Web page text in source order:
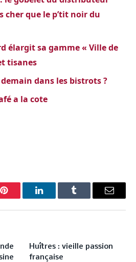
que le p’tit noir du
élargit sa gamme « Ville de
tisanes
dans les bistrots ?
a la cote
Pinterest LinkedInTumblr Email
Huîtres : vieille passion
française